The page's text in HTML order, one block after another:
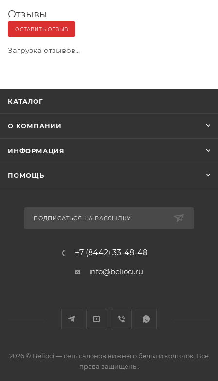
Отзывы
ОСТАВИТЬ ОТЗЫВ
Загрузка отзывов...
КАТАЛОГ
О КОМПАНИИ
ИНФОРМАЦИЯ
ПОМОЩЬ
ПОДПИСАТЬСЯ НА РАССЫЛКУ
+7 (8442) 33-48-48
info@belioci.ru
2026 © Belioci — сеть салонов нижнего белья и колготок. Все
права защищены.